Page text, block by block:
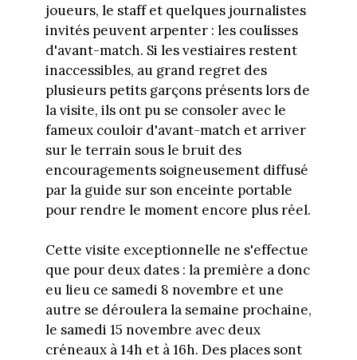
joueurs, le staff et quelques journalistes
invités peuvent arpenter : les coulisses
d'avant-match. Si les vestiaires restent
inaccessibles, au grand regret des
plusieurs petits garçons présents lors de
la visite, ils ont pu se consoler avec le
fameux couloir d'avant-match et arriver
sur le terrain sous le bruit des
encouragements soigneusement diffusé
par la guide sur son enceinte portable
pour rendre le moment encore plus réel.
Cette visite exceptionnelle ne s'effectue
que pour deux dates : la première a donc
eu lieu ce samedi 8 novembre et une
autre se déroulera la semaine prochaine,
le samedi 15 novembre avec deux
créneaux à 14h et à 16h. Des places sont